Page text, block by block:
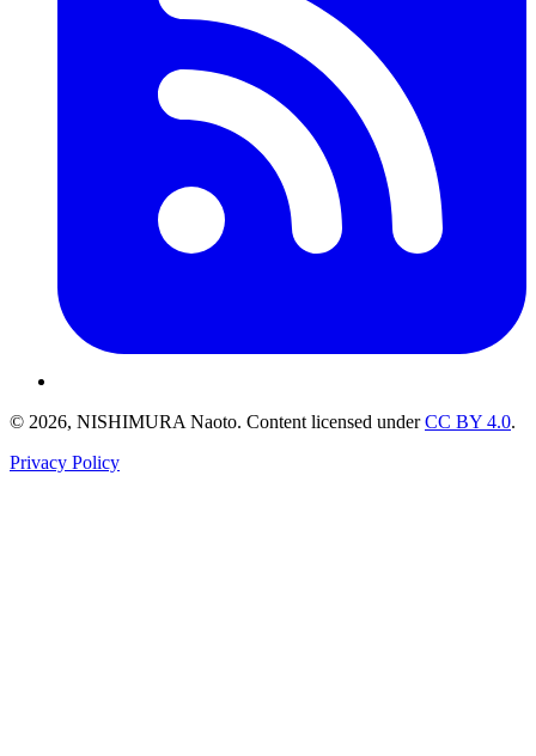
© 2026, NISHIMURA Naoto. Content licensed underCC BY 4.0.
Privacy Policy